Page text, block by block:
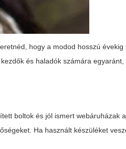
hogy a modod hosszú
és haladók számára
boltok és jól ismert webáruházak
Ha használt készüléket